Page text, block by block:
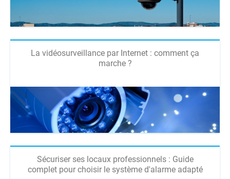
La vidéosurveillance par Internet : comment ça
marche ?
Sécuriser ses locaux professionnels : Guide
complet pour choisir le système d'alarme adapté